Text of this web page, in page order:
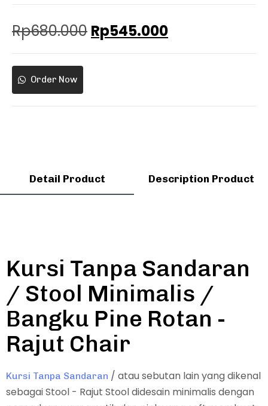
Rp680.000 Rp545.000
Order Now
Detail Product Description Product
Kursi Tanpa Sandaran
/ Stool Minimalis /
Bangku Pine Rotan -
Rajut Chair
Kursi Tanpa Sandaran / atau sebutan lain yang dikenal
sebagai Stool - Rajut Stool didesain minimalis dengan